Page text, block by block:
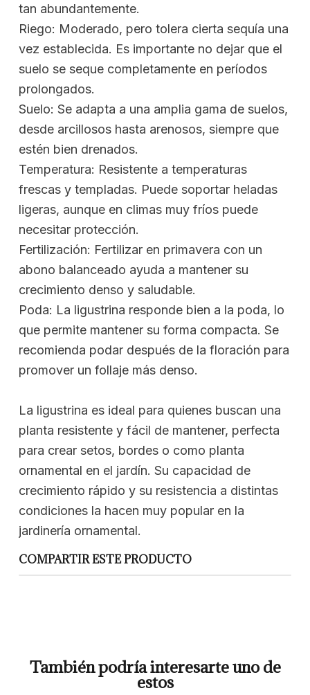
tan abundantemente.
Riego: Moderado, pero tolera cierta sequía una
vez establecida. Es importante no dejar que el
suelo se seque completamente en períodos
prolongados.
Suelo: Se adapta a una amplia gama de suelos,
desde arcillosos hasta arenosos, siempre que
estén bien drenados.
Temperatura: Resistente a temperaturas
frescas y templadas. Puede soportar heladas
ligeras, aunque en climas muy fríos puede
necesitar protección.
Fertilización: Fertilizar en primavera con un
abono balanceado ayuda a mantener su
crecimiento denso y saludable.
Poda: La ligustrina responde bien a la poda, lo
que permite mantener su forma compacta. Se
recomienda podar después de la floración para
promover un follaje más denso.
La ligustrina es ideal para quienes buscan una
planta resistente y fácil de mantener, perfecta
para crear setos, bordes o como planta
ornamental en el jardín. Su capacidad de
crecimiento rápido y su resistencia a distintas
condiciones la hacen muy popular en la
jardinería ornamental.
COMPARTIR ESTE PRODUCTO
También podría interesarte uno de
estos